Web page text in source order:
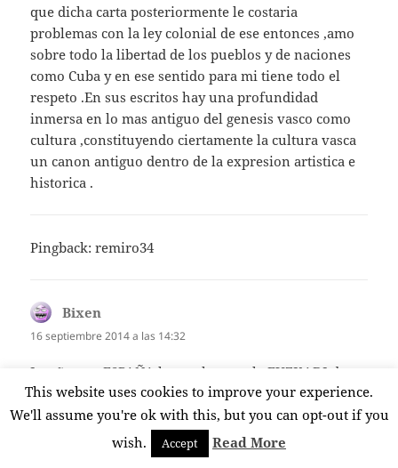
que dicha carta posteriormente le costaria
problemas con la ley colonial de ese entonces ,amo
sobre todo la libertad de los pueblos y de naciones
como Cuba y en ese sentido para mi tiene todo el
respeto .En sus escritos hay una profundidad
inmersa en lo mas antiguo del genesis vasco como
cultura ,constituyendo ciertamente la cultura vasca
un canon antiguo dentro de la expresion artistica e
historica .
Pingback:remiro34
Bixen
16 septiembre 2014 a las 14:32
La «ñ» es a ESPAÑA lo que la «z» a la EUZKADI de
Iñaki Anasagasti.. ¡qué hombre más
folklorico…!!..Desde luego decepciona, sobre todo,
en que no puede disimular la URTICARIA que le
produce AMAIUR-EH BILDU,y, sin venir a cuento, le
This website uses cookies to improve your experience.
We'll assume you're ok with this, but you can opt-out if you
wish.
Accept Read More